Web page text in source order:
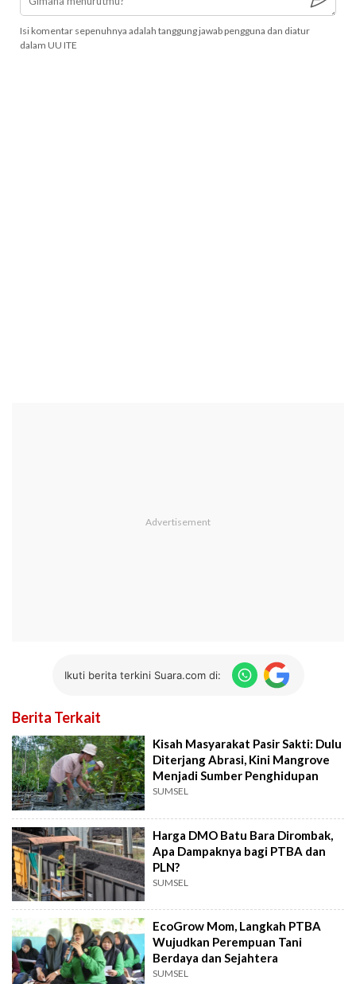
Isi komentar sepenuhnya adalah tanggung jawab pengguna dan diatur
dalam UU ITE
Ikuti berita terkini Suara.com di:
Berita Terkait
Kisah Masyarakat Pasir Sakti: Dulu
Diterjang Abrasi, Kini Mangrove
Menjadi Sumber Penghidupan
SUMSEL
Harga DMO Batu Bara Dirombak,
Apa Dampaknya bagi PTBA dan
PLN?
SUMSEL
EcoGrow Mom, Langkah PTBA
Wujudkan Perempuan Tani
Berdaya dan Sejahtera
SUMSEL